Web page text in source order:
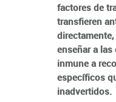
factores de
transfieren
enseñar a
inmune a
específicos
inadvertidos.